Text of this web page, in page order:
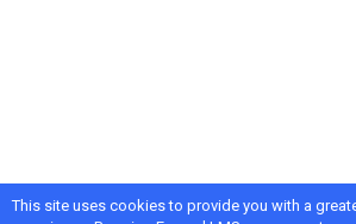
This site uses cookies to provide you with a